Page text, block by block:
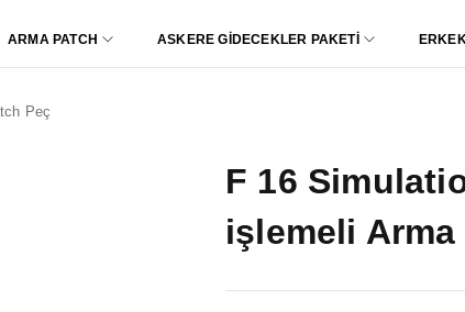
ARMA PATCH ASKERE GIDECEKLER PAKETI
Peç
F 16
işlemeli Arma